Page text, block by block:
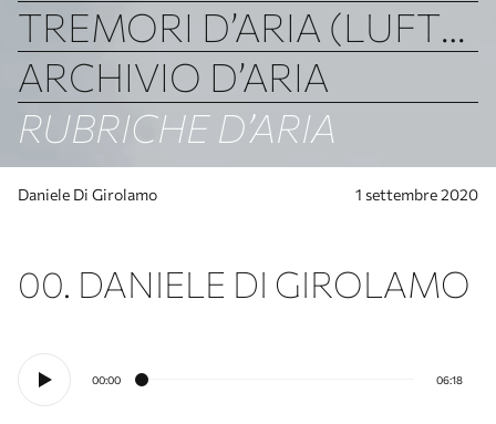
RUBRICHE D’ARIA
TREMORI D’ARIA (LUFTBEBEN)
ARCHIVIO D’ARIA
Daniele Di Girolamo 1 settembre 2020
00. DANIELE DI GIROLAMO
00:00 06:18